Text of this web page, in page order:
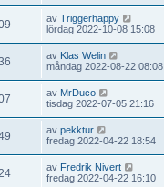
av Triggerhappy
lördag 2022-10-08 15:08
av Klas Welin
måndag 2022-08-22 08:08
av MrDuco
tisdag 2022-07-05 21:16
av pekktur
fredag 2022-04-22 18:54
av Fredrik Nivert
fredag 2022-04-22 16:10